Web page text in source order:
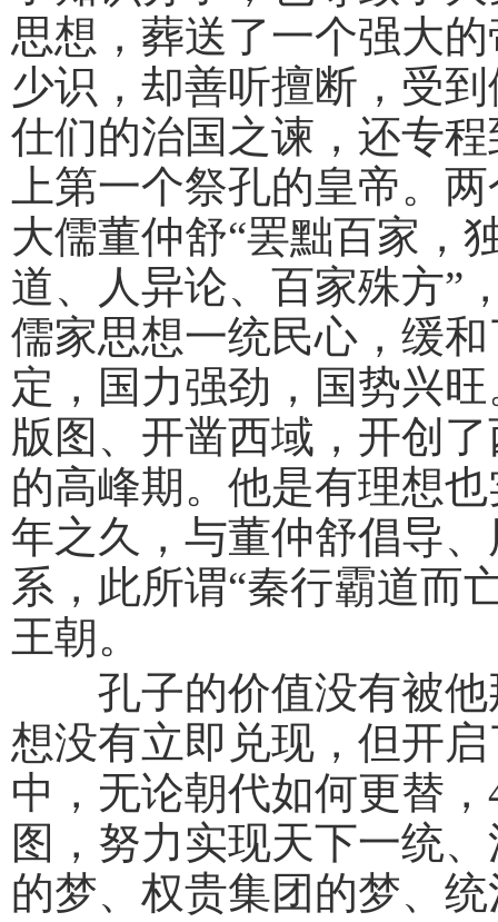
思想，葬送了一个强大
少识，却善听擅断，受
仕们的治国之谏，还专
上第一个祭孔的皇帝。
大儒董仲舒“罢黜百家，
道、人异论、百家殊方”
儒家思想一统民心，缓
定，国力强劲，国势兴
版图、开凿西域，开创
的高峰期。他是有理想
年之久，与董仲舒倡导
系，此所谓“秦行霸道而
王朝。
孔子的价值没有被他
想没有立即兑现，但开
中，无论朝代如何更替
图，努力实现天下一统
的梦、权贵集团的梦、